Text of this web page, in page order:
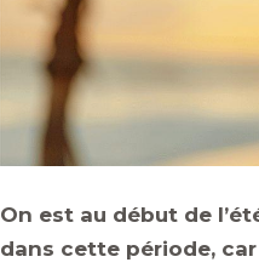
On est au début de
dans cette période,